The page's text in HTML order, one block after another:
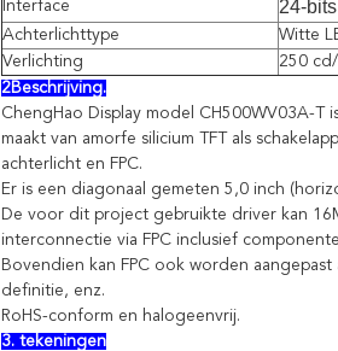
Interface 24-
Achterlichttype
Witte
Verlichting
250
2Beschrijving.
ChengHao Display model CH500WV03A-T
maakt van amorfe silicium TFT als
achterlicht en FPC.
Er is een diagonaal gemeten 5,0 inch
De voor dit project gebruikte driver kan
interconnectie via FPC inclusief
Bovendien kan FPC ook worden
definitie, enz.
RoHS-conform en halogeenvrij.
3. tekeningen